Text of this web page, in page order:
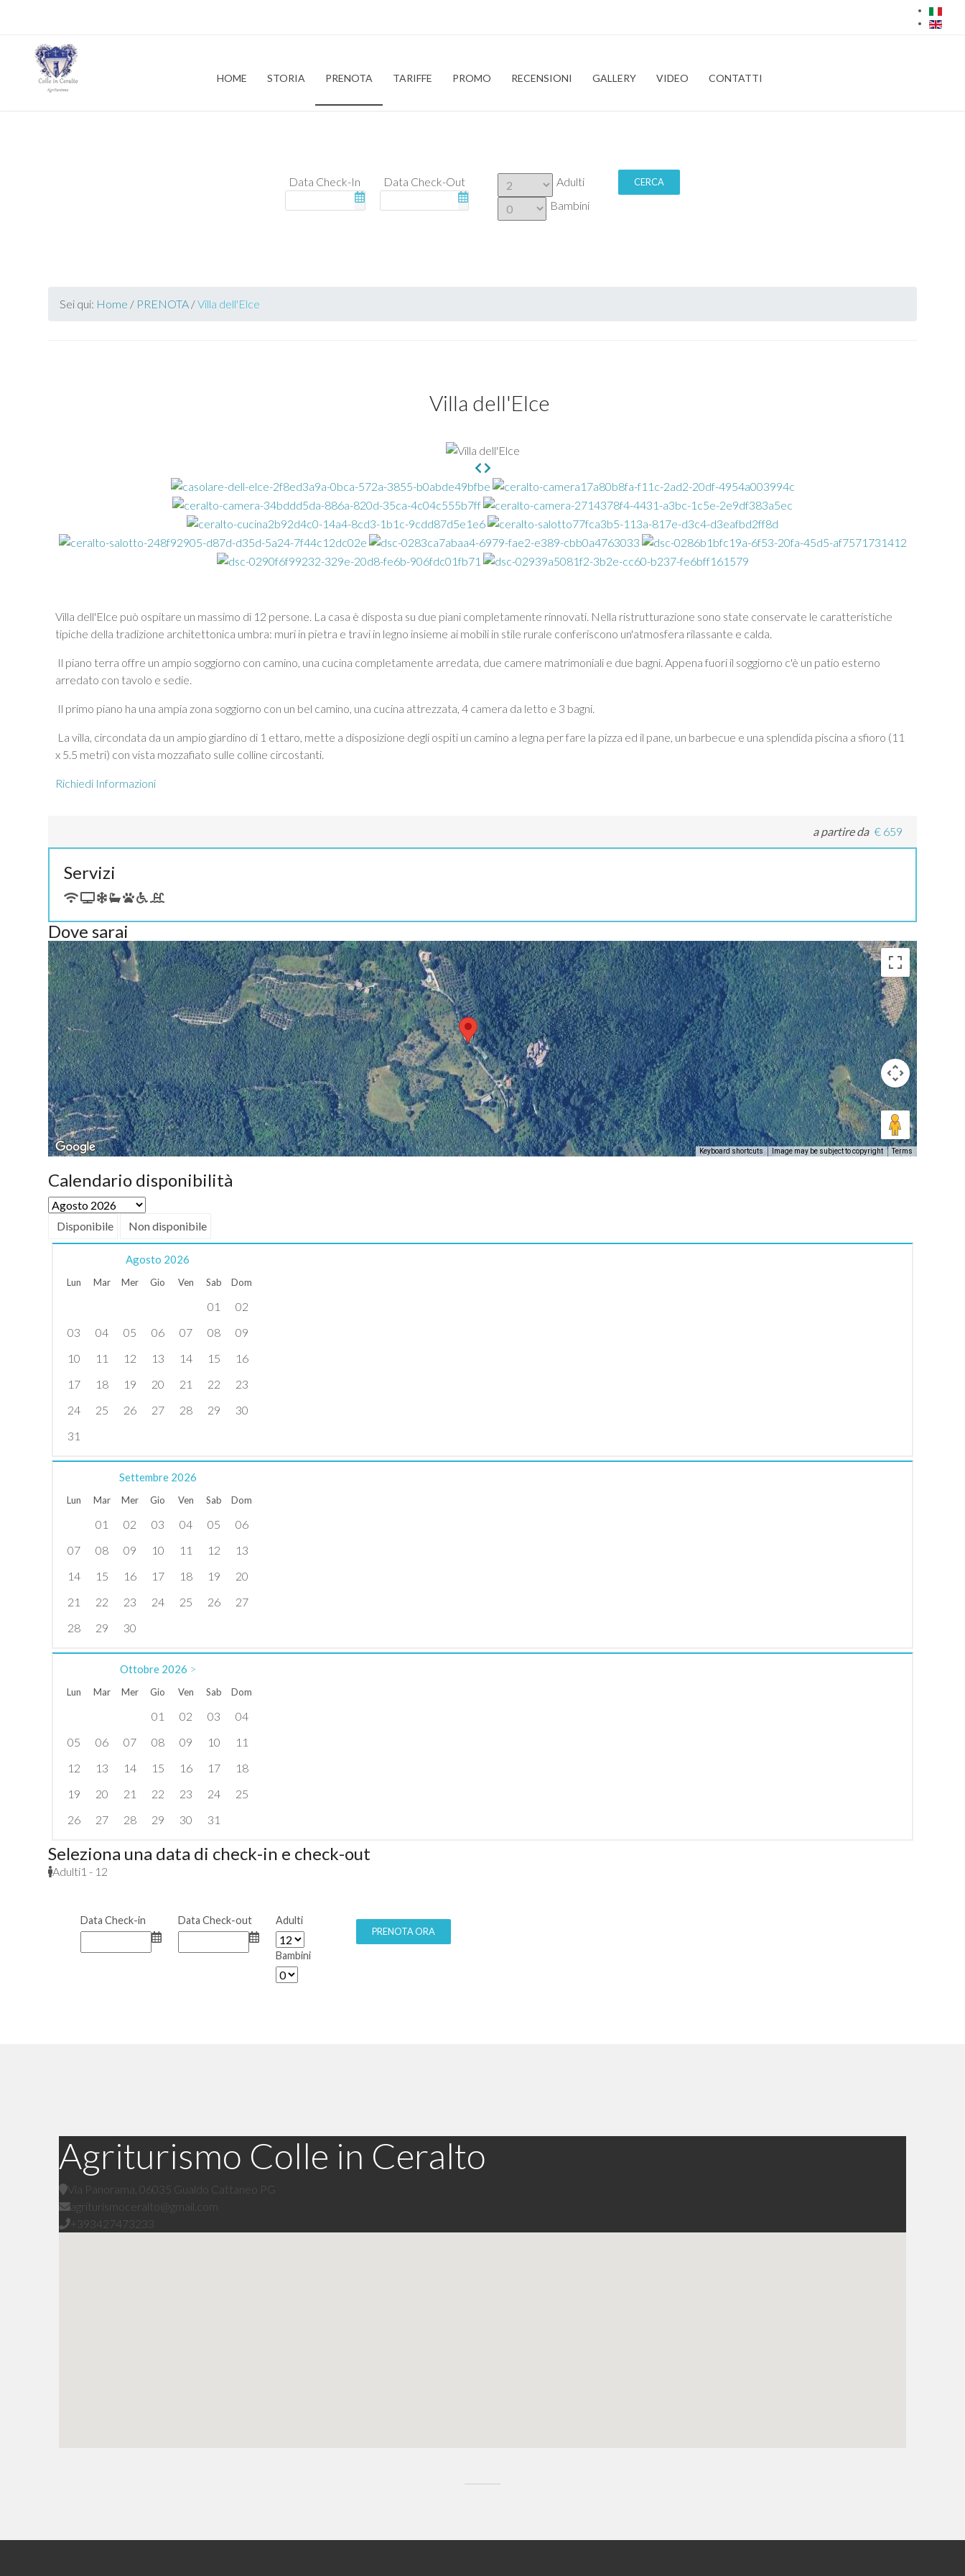
HOME STORIA PRENOTA TARIFFE PROMO RECENSIONI GALLERY VIDEO CONTATTI
Data Check-In Data Check-Out
Adulti
Bambini
CERCA
Sei qui: Home / PRENOTA /Villa dell'Elce
Villa dell'Elce
Villa dell'Elce può ospitare un massimo di 12 persone. La casa è disposta su due piani completamente rinnovati. Nella ristrutturazione sono state conservate le caratteristiche
tipiche della tradizione architettonica umbra: muri in pietra e travi in legno insieme ai mobili in stile rurale conferiscono un'atmosfera rilassante e calda.
Il piano terra offre un ampio soggiorno con camino, una cucina completamente arredata, due camere matrimoniali e due bagni. Appena fuori il soggiorno c'è un patio esterno
arredato con tavolo e sedie.
Il primo piano ha una ampia zona soggiorno con un bel camino, una cucina attrezzata, 4 camera da letto e 3 bagni.
La villa, circondata da un ampio giardino di 1 ettaro, mette a disposizione degli ospiti un camino a legna per fare la pizza ed il pane, un barbecue e una splendida piscina a sfioro (11
x 5.5 metri) con vista mozzafiato sulle colline circostanti.
Richiedi Informazioni
a partire da € 659
Servizi
Dove sarai
Keyboard shortcuts Image may be subject to copyright Terms
Calendario disponibilità
Disponibile Non disponibile
Agosto 2026
Lun Mar Mer Gio Ven Sab Dom
01
02
03
04 05 06 07 08
09
10
11 12 13 14 15
16
17
18 19 20 21 22
23
24
25 26 27 28 29
30
31
Settembre 2026
Lun Mar Mer Gio Ven Sab Dom
01 02 03 04 05
06
07
08 09 10 11 12
13
14
15 16 17 18 19
20
21
22 23 24 25 26
27
28
29 30
Ottobre 2026 >
Lun Mar Mer Gio Ven Sab Dom
01 02 03
04
05
06 07 08 09 10
11
12
13 14 15 16 17
18
19
20 21 22 23 24
25
26
27 28 29 30 31
Seleziona una data di check-in e check-out
Adulti1 - 12
Data Check-in Data Check-out Adulti
Bambini
Agriturismo Colle in Ceralto
Via Panorama, 06035 Gualdo Cattaneo PG
agriturismoceralto@gmail.com
+393427473233